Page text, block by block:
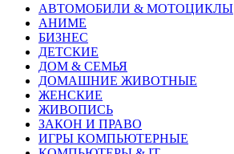
АВТОМОБИЛИ & МОТОЦИКЛЫ
АНИМЕ
БИЗНЕС
ДЕТСКИЕ
ДОМ & СЕМЬЯ
ДОМАШНИЕ ЖИВОТНЫЕ
ЖЕНСКИЕ
ЖИВОПИСЬ
ЗАКОН И ПРАВО
ИГРЫ КОМПЬЮТЕРНЫЕ